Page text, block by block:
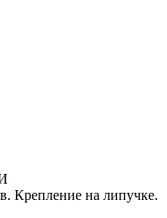
Крепление на липучке.